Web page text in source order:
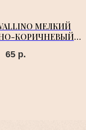
МЕЛКИЙ
КОРИЧНЕВЫЙ С
65 р.